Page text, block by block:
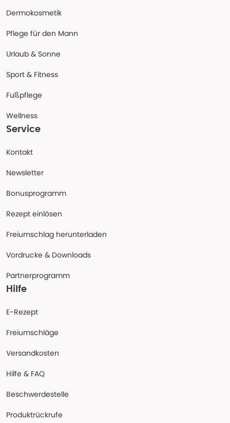
Dermokosmetik
Pflege für den Mann
Urlaub & Sonne
Sport & Fitness
Fußpflege
Wellness
Service
Kontakt
Newsletter
Bonusprogramm
Rezept einlösen
Freiumschlag herunterladen
Vordrucke & Downloads
Partnerprogramm
Hilfe
E-Rezept
Freiumschläge
Versandkosten
Hilfe & FAQ
Beschwerdestelle
Produktrückrufe